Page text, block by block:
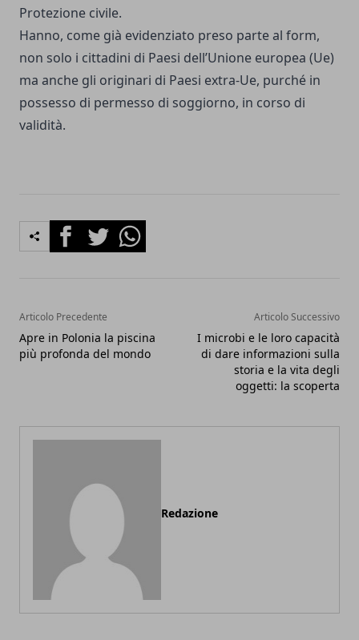
Protezione civile.
Hanno, come già evidenziato preso parte al form,
non solo i cittadini di Paesi dell’Unione europea (Ue)
ma anche gli originari di Paesi extra-Ue, purché in
possesso di permesso di soggiorno, in corso di
validità.
FacebookTwitterWhatsapp
Articolo Precedente
Apre in Polonia la piscina
più profonda del mondo
Articolo Successivo
I microbi e le loro capacità
di dare informazioni sulla
storia e la vita degli
oggetti: la scoperta
Redazione